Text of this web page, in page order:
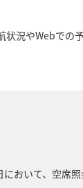
況やWebでの
おいて、空席